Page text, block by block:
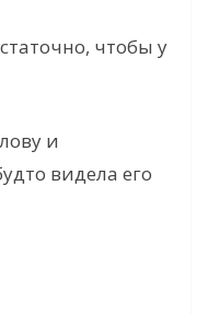
чтобы у
и
видела его